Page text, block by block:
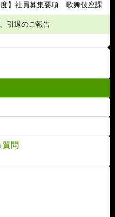
】社員募集要項 歌舞伎座課
引退のご報告
質問